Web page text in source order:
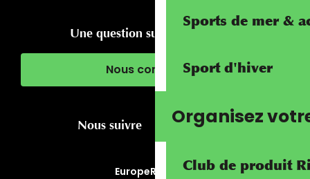
Sports de mer &
Sport d'hiver
Organisez
Club de produit
Une question sur votre séjour ?
Nous contacter
Nous suivre
EuropeRivierALP